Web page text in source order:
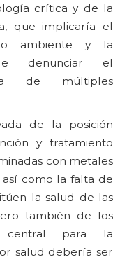
crítica y de la
que implicaría el
ambiente y la
denunciar el
de múltiples
de la posición
y tratamiento
con metales
como la falta de
la salud de las
también de los
central para la
salud debería ser